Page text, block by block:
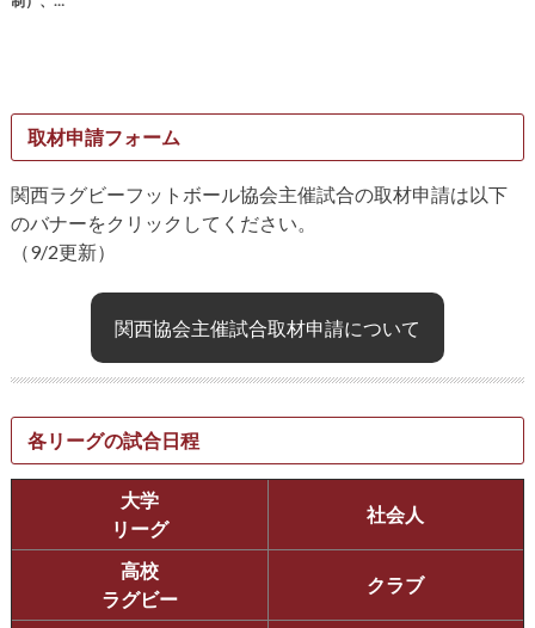
取材申請フォーム
関西ラグビーフットボール協会主催試合の取材申請は以下
のバナーをクリックしてください。
（9/2更新）
関西協会主催試合取材申請について
各リーグの試合日程
大学
リーグ
社会人
高校
ラグビー
クラブ